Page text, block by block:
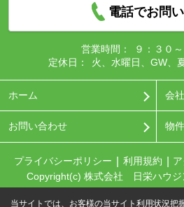
電話でお問
営業時間：
９：３０
定休日：
火、水曜日、GW、
ホーム 会
お問い合わせ 物
プライバシーポリシー 利用規約
Copyright(c) 株式会社 日栄ハウジ
当サイトでは、お客様の当サイト利用状況把